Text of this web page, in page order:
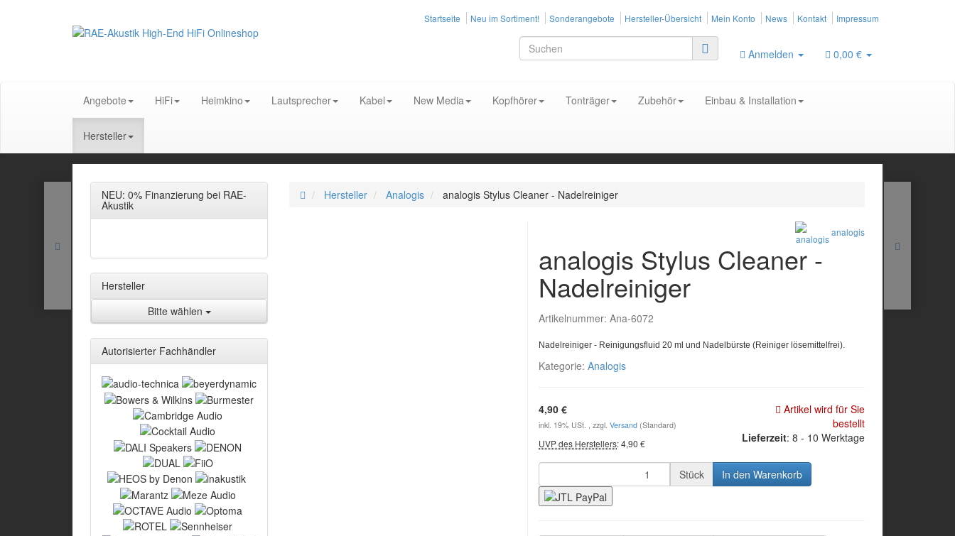
Startseite Neu im Sortiment! Sonderangebote Hersteller-Übersicht Mein Konto News Kontakt Impressum
Anmelden 0,00 €
Angebote HiFi Heimkino Lautsprecher Kabel New Media Kopfhörer Tonträger Zubehör Einbau & Installation
Hersteller
Hersteller Analogis analogis Stylus Cleaner - Nadelreiniger
analogis
analogis Stylus Cleaner -
Nadelreiniger
Artikelnummer: Ana-6072
Nadelreiniger - Reinigungsfluid 20 ml und Nadelbürste (Reiniger lösemittelfrei).
Kategorie: Analogis
4,90 €
inkl. 19% USt. , zzgl. Versand (Standard)
UVP des Herstellers:4,90 €
Artikel wird für Sie
bestellt
Lieferzeit: 8 - 10 Werktage
Stück In den Warenkorb
NEU: 0% Finanzierung bei RAE-
Akustik
Hersteller
Bitte wählen
Autorisierter Fachhändler